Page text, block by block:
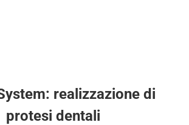
realizzazione di
protesi dentali